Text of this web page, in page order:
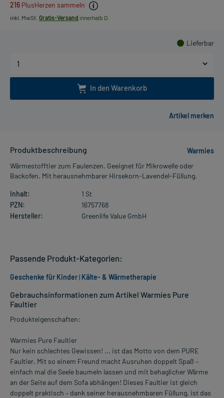
216 PlusHerzen sammeln
inkl. MwSt. Gratis-Versand innerhalb D.
Lieferbar
In den Warenkorb
Produktbeschreibung
Warmies
Wärmestofftier zum Faulenzen. Geeignet für Mikrowelle oder
Backofen. Mit herausnehmbarer Hirsekorn-Lavendel-Füllung.
Inhalt:
1 St
PZN:
16757768
Hersteller:
Greenlife Value GmbH
Gebrauchsinformationen zum Artikel Warmies Pure
Faultier
Produkteigenschaften:
Warmies Pure Faultier
Nur kein schlechtes Gewissen! ... ist das Motto von dem PURE
Faultier. Mit so einem Freund macht Ausruhen doppelt Spaß –
einfach mal die Seele baumeln lassen und mit behaglicher Wärme
an der Seite auf dem Sofa abhängen! Dieses Faultier ist gleich
doppelt praktisch – dank seiner herausnehmbaren Füllung, ist das
Passende Produkt-Kategorien:
Geschenke für Kinder| Kälte- & Wärmetherapie